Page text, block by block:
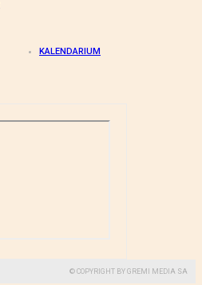
KALENDARIUM
© COPYRIGHT BY GREMI MEDIA SA